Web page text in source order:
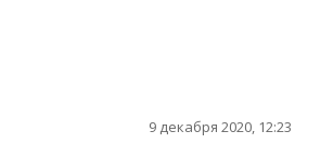
9 декабря 2020, 12:23